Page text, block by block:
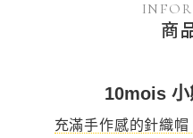
商
10mois 小
充滿手作感的針織帽